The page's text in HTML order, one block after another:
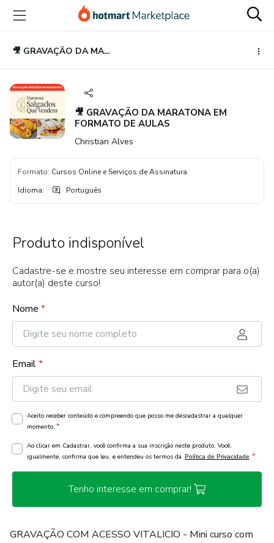
para
conteúdo
principal
para
pagamento
para
rodapé
🎥 GRAVAÇÃO DA MARATONA EM FORMATO DE AULAS
🎥 GRAVAÇÃO DA MARATONA EM
FORMATO DE AULAS
Christian Alves
Formato: Cursos Online e Serviços de Assinatura
Idioma: Português
Produto indisponível
Cadastre-se e mostre seu interesse em comprar para o(a)
autor(a) deste curso!
Nome *
Email*
Aceito receber conteúdo e compreendo que posso me descadastrar a qualquer
momento. *
Ao clicar em Cadastrar, você confirma a sua inscrição neste produto. Você,
igualmente, confirma que leu, e entendeu os termos da Política de Privacidade *
Tenho interesse em comprar!
GRAVAÇÃO COM ACESSO VITALICIO - Mini curso com